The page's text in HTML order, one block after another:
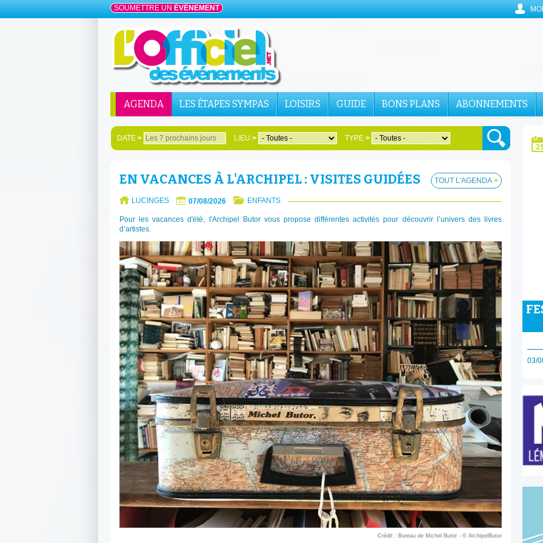
SOUMETTRE UN ÉVÉNEMENT
AGENDA LES ÉTAPES SYMPAS LOISIRS GUIDE BONS PLANS ABONNEMENTS
DATE> LIEU> TYPE>
EN VACANCES À L'ARCHIPEL : VISITES GUIDÉES TOUT L'AGENDA +
LUCINGES 07/08/2026 ENFANTS
Pour les vacances d'été, l'Archipel Butor vous propose différentes activités pour découvrir l’univers des livres
d’artistes.
Crédit : Bureau de Michel Butor - © ArchipelButor
03/